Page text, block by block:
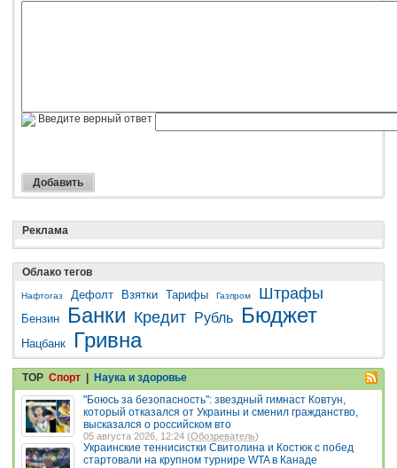
Введите верный ответ
Реклама
Облако тегов
Нафтогаз Дефолт Взятки Тарифы Газпром Штрафы
Бензин Банки Кредит Рубль Бюджет
Нацбанк Гривна
TOP Спорт | Наука и здоровье
"Боюсь за безопасность": звездный гимнаст Ковтун,
который отказался от Украины и сменил гражданство,
высказался о российском вто
05 августа 2026, 12:24 (Обозреватель)
Украинские теннисистки Свитолина и Костюк с побед
стартовали на крупном турнире WTA в Канаде